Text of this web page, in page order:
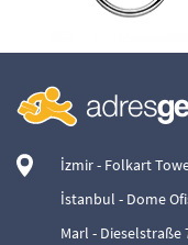
İzmir - Folkart
İstanbul - Dome
Marl - Dieselstraße